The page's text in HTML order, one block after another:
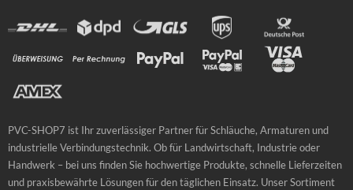
PVC-SHOP7 ist Ihr zuverlässiger Partner für Schläuche, Armaturen und
industrielle Verbindungstechnik. Ob für Landwirtschaft, Industrie oder
Handwerk – bei uns finden Sie hochwertige Produkte, schnelle Lieferzeiten
und praxisbewährte Lösungen für den täglichen Einsatz. Unser Sortiment